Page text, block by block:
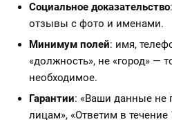
Социальное доказательство
отзывы с фото и именами.
Минимум полей: имя,
«должность», не «город» —
необходимое.
Гарантии: «Ваши данные не
лицам», «Ответим в течение